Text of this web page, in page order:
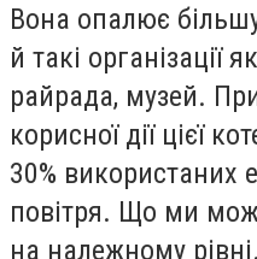
Вона опалює
й такі організації
райрада, музей.
корисної дії цієї
30% використаних
повітря. Що ми
на належному